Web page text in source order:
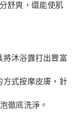
舒爽，還能使肌
將沐浴露打出豐富
方式按摩皮膚，針
徹底洗淨。